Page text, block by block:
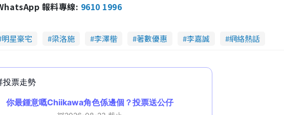
報料專線: 9610 1996
明星豪宅 梁洛施 李澤楷 著數優惠 李嘉誠 網絡熱話